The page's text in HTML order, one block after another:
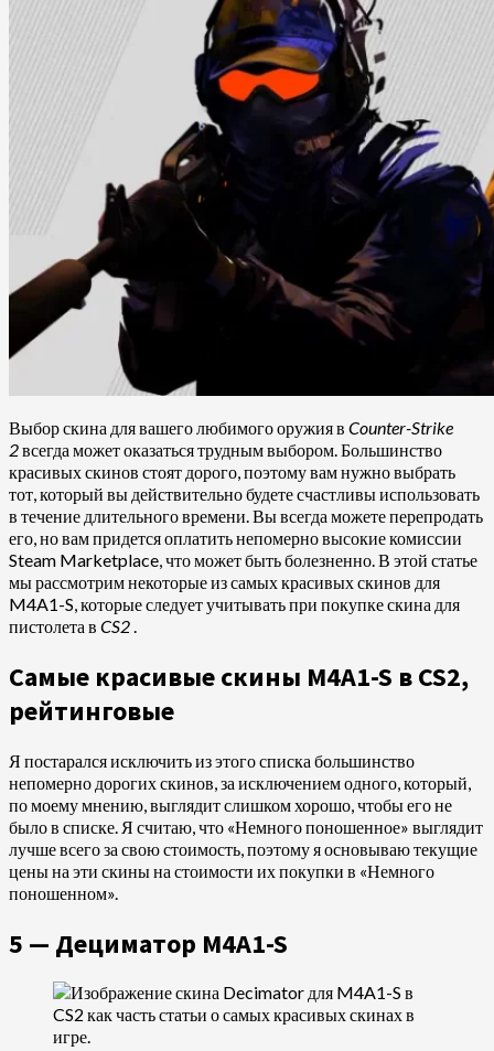
Выбор скина для вашего любимого оружия в Counter-Strike
2всегда может оказаться трудным выбором. Большинство
красивых скинов стоят дорого, поэтому вам нужно выбрать
тот, который вы действительно будете счастливы использовать
в течение длительного времени. Вы всегда можете перепродать
его, но вам придется оплатить непомерно высокие комиссии
Steam Marketplace, что может быть болезненно. В этой статье
мы рассмотрим некоторые из самых красивых скинов для
M4A1-S, которые следует учитывать при покупке скина для
пистолета в CS2.
Самые красивые скины M4A1-S в CS2,
рейтинговые
Я постарался исключить из этого списка большинство
непомерно дорогих скинов, за исключением одного, который,
по моему мнению, выглядит слишком хорошо, чтобы его не
было в списке. Я считаю, что «Немного поношенное» выглядит
лучше всего за свою стоимость, поэтому я основываю текущие
цены на эти скины на стоимости их покупки в «Немного
поношенном».
5 — Дециматор M4A1-S